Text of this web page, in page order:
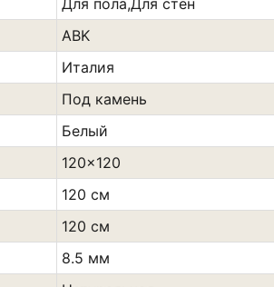
Для пола,Для стен
ABK
Италия
Под камень
Белый
120x120
120 см
120 см
8.5 мм